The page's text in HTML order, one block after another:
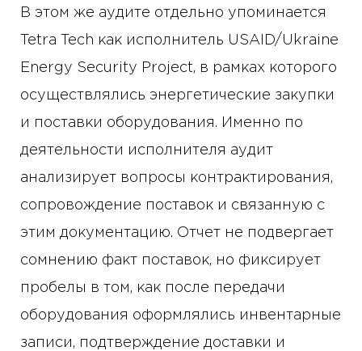
В этом же аудите отдельно упоминается
Tetra Tech как исполнитель USAID/Ukraine
Energy Security Project, в рамках которого
осуществлялись энергетические закупки
и поставки оборудования. Именно по
деятельности исполнителя аудит
анализирует вопросы контрактирования,
сопровождение поставок и связанную с
этим документацию. Отчет не подвергает
сомнению факт поставок, но фиксирует
пробелы в том, как после передачи
оборудования оформлялись инвентарные
записи, подтверждение доставки и